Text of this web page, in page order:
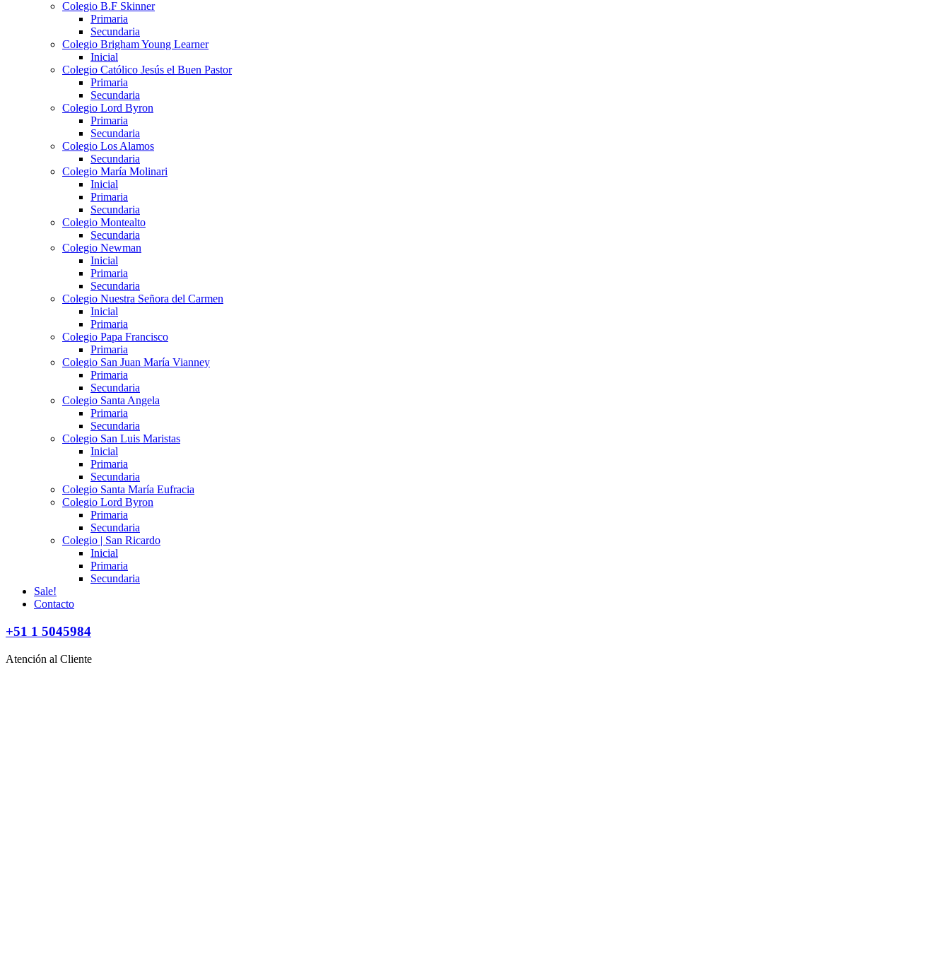
Colegio B.F Skinner
Primaria
Secundaria
Colegio Brigham Young Learner
Inicial
Colegio Católico Jesús el Buen Pastor
Primaria
Secundaria
Colegio Lord Byron
Primaria
Secundaria
Colegio Los Alamos
Secundaria
Colegio María Molinari
Inicial
Primaria
Secundaria
Colegio Montealto
Secundaria
Colegio Newman
Inicial
Primaria
Secundaria
Colegio Nuestra Señora del Carmen
Inicial
Primaria
Colegio Papa Francisco
Primaria
Colegio San Juan María Vianney
Primaria
Secundaria
Colegio Santa Angela
Primaria
Secundaria
Colegio San Luis Maristas
Inicial
Primaria
Secundaria
Colegio Santa María Eufracia
Colegio Lord Byron
Primaria
Secundaria
Colegio | San Ricardo
Inicial
Primaria
Secundaria
Sale!
Contacto
+51 1 5045984
Atención al Cliente